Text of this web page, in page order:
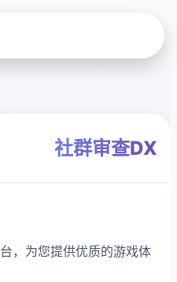
社群审查DX
，为您提供优质的游戏体